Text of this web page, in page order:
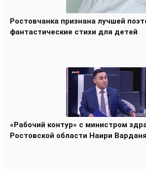
Ростовчанка признана лучшей
фантастические стихи для детей
«Рабочий контур» с министром
Ростовской области Наири